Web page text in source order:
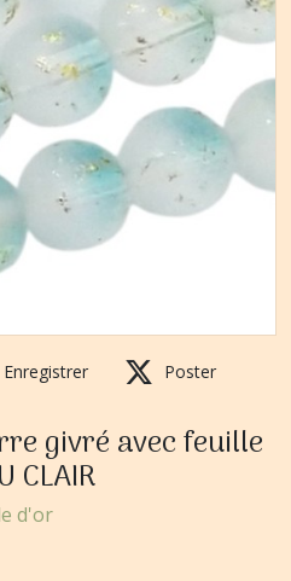
Enregistrer Poster
givré avec feuille
CLAIR
d'or